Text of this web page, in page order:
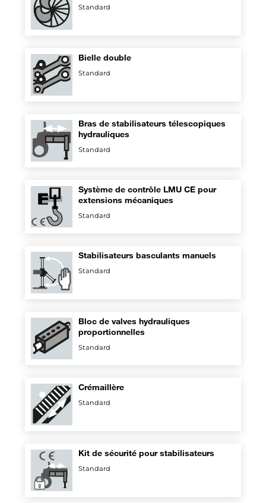
Standard
Bielle double
Standard
Bras de stabilisateurs télescopiques
hydrauliques
Standard
Système de contrôle LMU CE pour
extensions mécaniques
Standard
Stabilisateurs basculants manuels
Standard
Bloc de valves hydrauliques
proportionnelles
Standard
Crémaillère
Standard
Kit de sécurité pour stabilisateurs
Standard